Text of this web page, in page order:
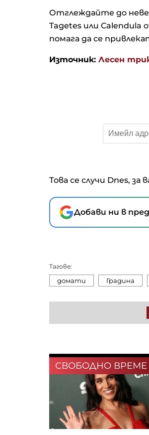
Отглеждайте до
Tagetes или Calendula
помага да се
Източник: Лесен
Това се случи Dnes,
Добави ни в
Тагове:
домати Градина
СВОБОДНО ВРЕМЕ